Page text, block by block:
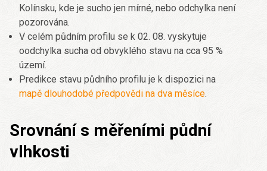
Kolínsku, kde je sucho jen mírné, nebo odchylka není
pozorována.
V celém půdním profilu se k 02. 08. vyskytuje
oodchylka sucha od obvyklého stavu na cca 95 %
území.
Predikce stavu půdního profilu je k dispozici na
mapě dlouhodobé předpovědi na dva měsíce.
Srovnání s měřeními půdní
vlhkosti